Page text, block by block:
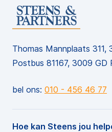
Thomas Mannplaats
Postbus 81167, 3009 GD
bel ons: 010 - 456 46 77
Hoe kan Steens jou